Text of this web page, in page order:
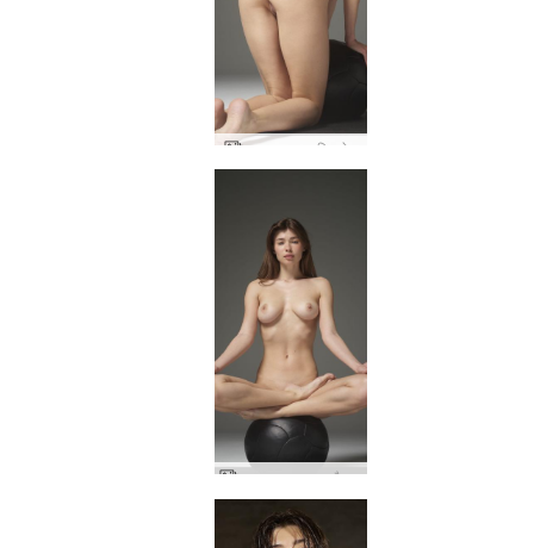
अन्ना एल नग्न फिटनेस
अन्ना एल का रूप और आकृति